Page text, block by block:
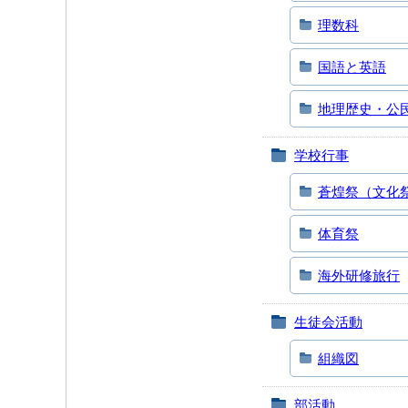
理数科
国語と英語
地理歴史・公
学校行事
蒼煌祭（文化
体育祭
海外研修旅行
生徒会活動
組織図
部活動